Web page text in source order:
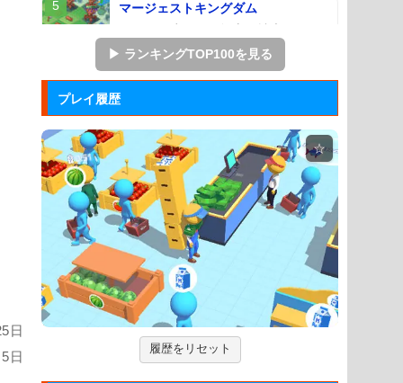
日
日
マージェストキングダム
建国シミュレーションゲーム...
ズーキーパー2
動物たちを3匹以上にして捕まえてい
くパズルゲーム。
Mole Kingdom De...
モグラ王国のヒーローたちがチームで
敵の侵攻を食い止める防衛ゲ...
アドファイ ウェブ版
回転する球体をリズムに合わせてクリ
ックして進ませる音楽ゲーム...
ジュエルカラーリング
宝石を入れ替えて床と同じ色に揃える
カラーパズルゲーム。
▶ ランキングTOP100を見る
プレイ履歴
☆
履歴をリセット